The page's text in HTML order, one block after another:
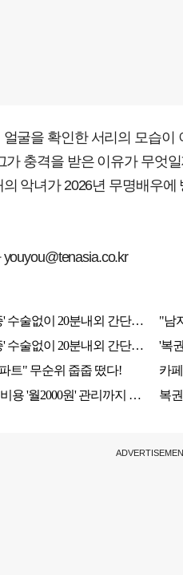
굴을 확인한 서리의 모습
가 충격을 받은 이유가 무엇
악녀가 2026년 무명배우